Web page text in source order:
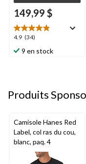
149,99 $
4.9 (34)
4.9
étoile(s)
sur
9 en stock
Produits
Camisole Hanes Red
Label, col ras du cou,
blanc, paq. 4